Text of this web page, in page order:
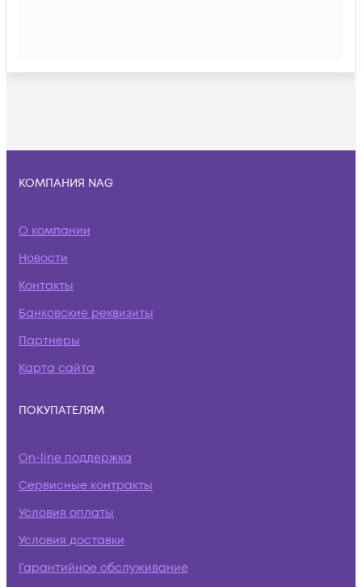
КОМПАНИЯ NAG
О компании
Новости
Контакты
Банковские реквизиты
Партнеры
Карта сайта
ПОКУПАТЕЛЯМ
On-line поддержка
Сервисные контракты
Условия оплаты
Условия доставки
Гарантийное обслуживание